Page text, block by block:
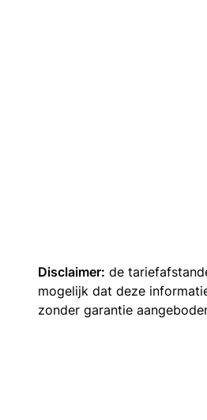
Disclaimer: de
mogelijk dat deze
zonder garantie